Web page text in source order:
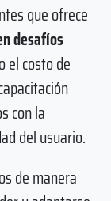
que ofrece
desafíos
el costo de
con la
del usuario.
de manera